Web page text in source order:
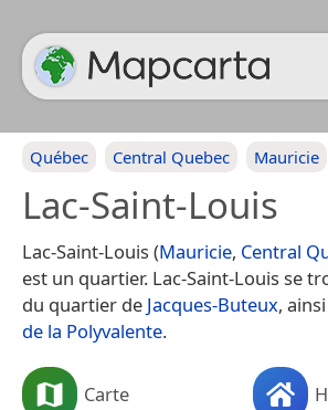
Québec Central Quebec Mauricie
Lac-Saint-Louis
Lac-Saint-Louis (Mauricie, Central
est un quartier. Lac-Saint-Louis se
du quartier de Jacques-Buteux,
de la Polyvalente.
Carte